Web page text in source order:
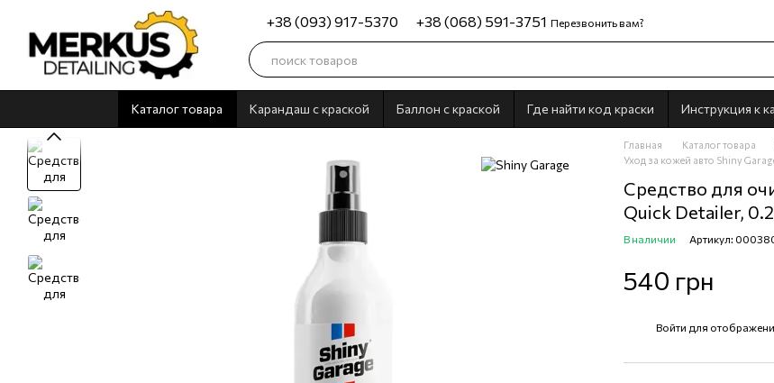
Перейти к основному контенту +38 (093) 917-5370 +38 (068) 591-3751 Перезвонить вам?
Каталог товара Карандаш с краской Баллон с краской Где найти код краски Инструкция к
Главная Каталог товара
Уход за кожей авто Shiny
Средство для
Quick Detailer,
В наличии Артикул:
540 грн
Войти для